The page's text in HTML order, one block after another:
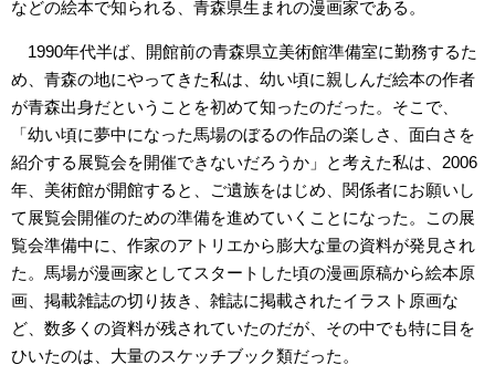
などの絵本で知られる、青森県生まれの漫画家である。
1990年代半ば、開館前の青森県立美術館準備室に勤務するた
め、青森の地にやってきた私は、幼い頃に親しんだ絵本の作者
が青森出身だということを初めて知ったのだった。そこで、
「幼い頃に夢中になった馬場のぼるの作品の楽しさ、面白さを
紹介する展覧会を開催できないだろうか」と考えた私は、2006
年、美術館が開館すると、ご遺族をはじめ、関係者にお願いし
て展覧会開催のための準備を進めていくことになった。この展
覧会準備中に、作家のアトリエから膨大な量の資料が発見され
た。馬場が漫画家としてスタートした頃の漫画原稿から絵本原
画、掲載雑誌の切り抜き、雑誌に掲載されたイラスト原画な
ど、数多くの資料が残されていたのだが、その中でも特に目を
ひいたのは、大量のスケッチブック類だった。